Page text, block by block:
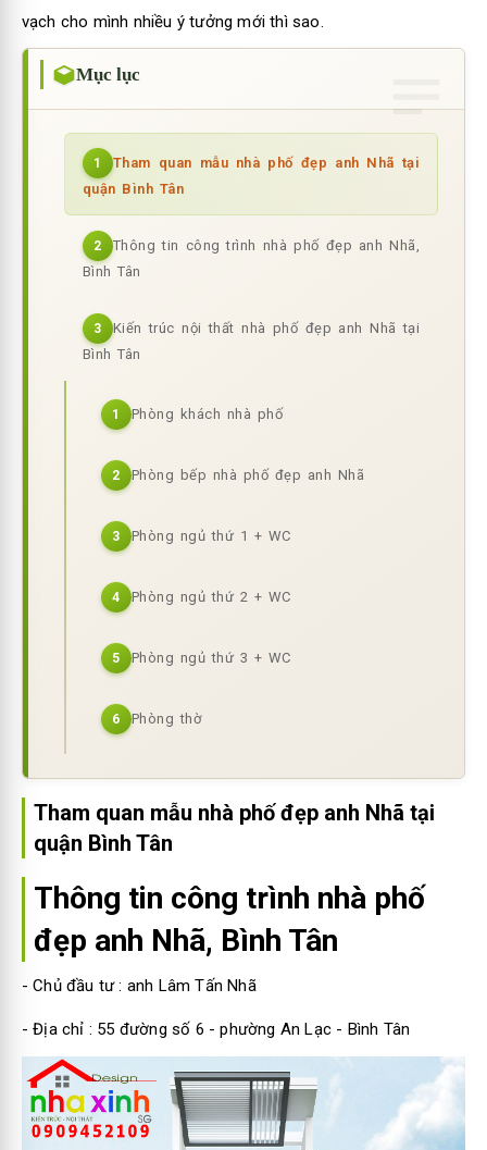
vạch cho mình nhiều ý tưởng mới thì sao.
Mục lục
1
Tham quan mẫu nhà phố đẹp anh Nhã tại
quận Bình Tân
2
Thông tin công trình nhà phố đẹp anh Nhã,
Bình Tân
3
Kiến trúc nội thất nhà phố đẹp anh Nhã tại
Bình Tân
1 Phòng khách nhà phố
2 Phòng bếp nhà phố đẹp anh Nhã
3 Phòng ngủ thứ 1 + WC
4 Phòng ngủ thứ 2 + WC
5 Phòng ngủ thứ 3 + WC
6 Phòng thờ
Tham quan mẫu nhà phố đẹp anh Nhã tại
quận Bình Tân
Thông tin công trình nhà phố
đẹp anh Nhã, Bình Tân
- Chủ đầu tư : anh Lâm Tấn Nhã
- Địa chỉ : 55 đường số 6 - phường An Lạc - Bình Tân